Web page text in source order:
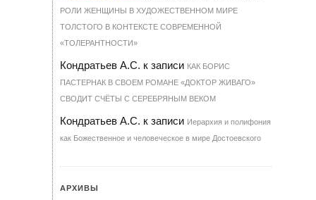
РОЛИ ЖЕНЩИНЫ В ХУДОЖЕСТВЕННОМ МИРЕ
ТОЛСТОГО В КОНТЕКСТЕ СОВРЕМЕННОЙ
«ТОЛЕРАНТНОСТИ»
Кондратьев А.С. к записи КАК БОРИС
ПАСТЕРНАК В СВОЕМ РОМАНЕ «ДОКТОР ЖИВАГО»
СВОДИТ СЧЁТЫ С СЕРЕБРЯНЫМ ВЕКОМ
Кондратьев А.С. к записи Иерархия и полифония
как Божественное и человеческое в мире Достоевского
АРХИВЫ